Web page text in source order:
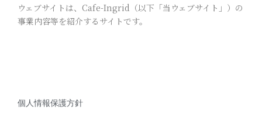
ウェブサイトは、Cafe-Ingrid（以下「当ウェブサイト」）の
事業内容等を紹介するサイトです。
個人情報保護方針